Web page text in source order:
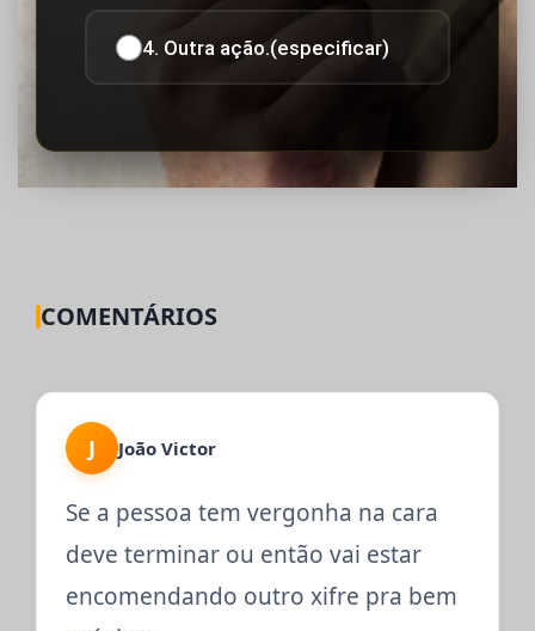
4. Outra ação.(especificar)
COMENTÁRIOS
J João Victor
Se a pessoa tem vergonha na cara
deve terminar ou então vai estar
encomendando outro xifre pra bem